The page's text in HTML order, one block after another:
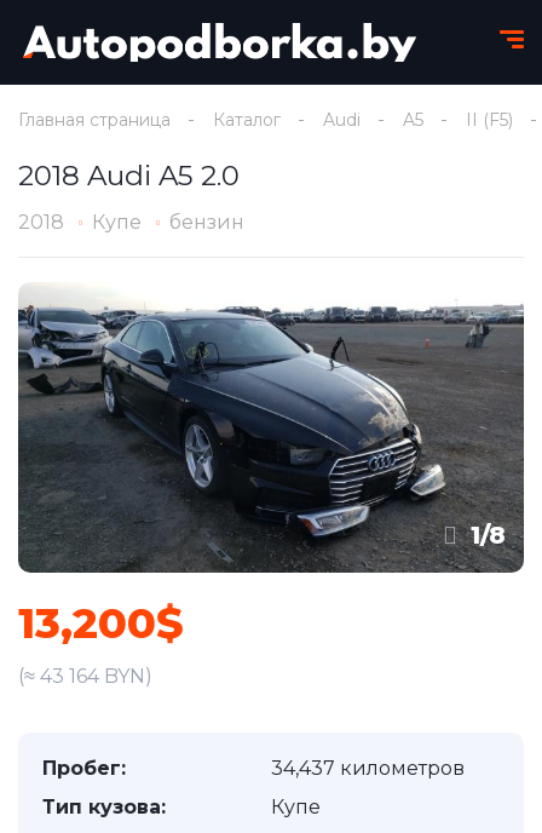
Главная страница Каталог Audi A5 II (F5)
2018 Audi A5 2.0
2018 Купе бензин
1/8
13,200$
(≈ 43 164 BYN)
Пробег:
34,437 километров
Тип кузова:
Купе